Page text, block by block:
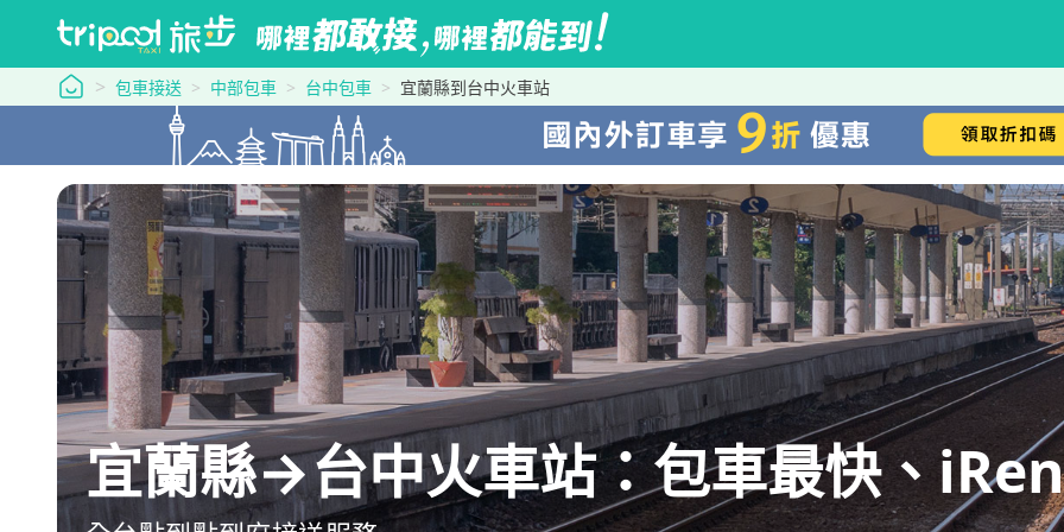
tripool 旅步
包車接送 中部包車 台中包車 宜蘭縣到台中火車站
宜蘭縣→台中火車站：包車最快、